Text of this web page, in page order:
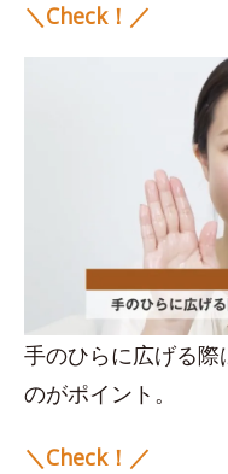
＼Check！／
手のひらに広げる
のがポイント。
＼Check！／